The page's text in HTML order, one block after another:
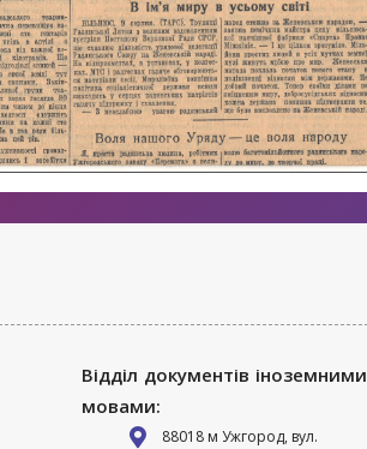
Відділ документів іноземними
мовами:
88018 м Ужгород, вул.